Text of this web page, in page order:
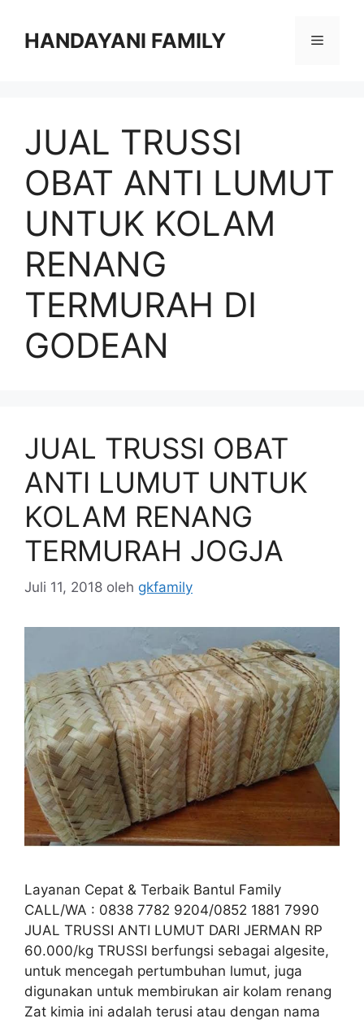
HANDAYANI FAMILY Menu
JUAL TRUSSI
OBAT ANTI LUMUT
UNTUK KOLAM
RENANG
TERMURAH DI
GODEAN
JUAL TRUSSI OBAT
ANTI LUMUT UNTUK
KOLAM RENANG
TERMURAH JOGJA
Juli 11, 2018 oleh gkfamily
Layanan Cepat & Terbaik Bantul Family
CALL/WA : 0838 7782 9204/0852 1881 7990
JUAL TRUSSI ANTI LUMUT DARI JERMAN RP
60.000/kg TRUSSI berfungsi sebagai algesite,
untuk mencegah pertumbuhan lumut, juga
digunakan untuk membirukan air kolam renang
Zat kimia ini adalah terusi atau dengan nama